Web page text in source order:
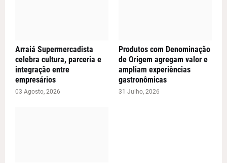
Arraiá Supermercadista
celebra cultura, parceria e
integração entre
empresários
03 Agosto, 2026
Produtos com Denominação
de Origem agregam valor e
ampliam experiências
gastronômicas
31 Julho, 2026